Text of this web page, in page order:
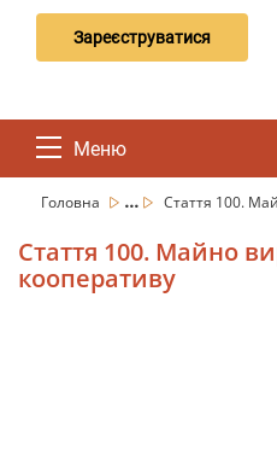
Зареєструватися
Меню
Головна ... Стаття 100.
Стаття 100. Майно
кооперативу